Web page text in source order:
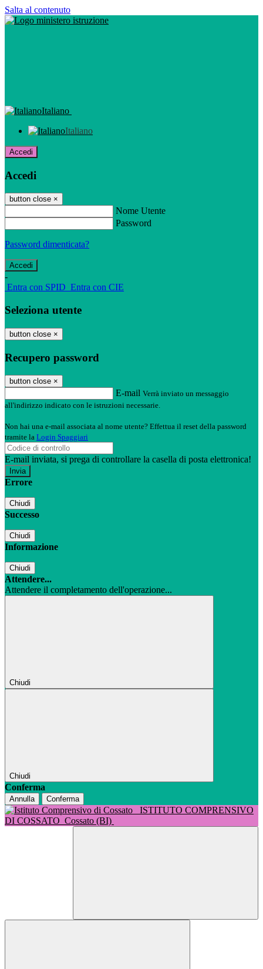
Salta al contenuto
Italiano
Italiano
Accedi
Accedi
button close ×
Nome Utente
Password
Password dimenticata?
-
Entra con SPID Entra con CIE
Seleziona utente
button close ×
Recupero password
button close ×
E-mail Verrà inviato un messaggio
all'indirizzo indicato con le istruzioni necessarie.
Non hai una e-mail associata al nome utente? Effettua il reset della password
tramite la Login Spaggiari
E-mail inviata, si prega di controllare la casella di posta elettronica!
Errore
Chiudi
Successo
Chiudi
Informazione
Chiudi
Attendere...
Attendere il completamento dell'operazione...
Chiudi
Chiudi
Conferma
Annulla Conferma
ISTITUTO COMPRENSIVO
DI COSSATO Cossato (BI)